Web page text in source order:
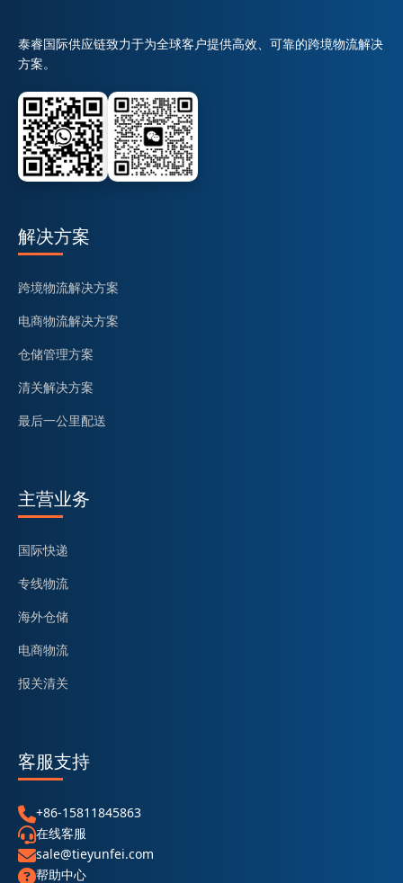
泰睿国际供应链致力于为全球客户提供高效、可靠的跨境物流解决
方案。
解决方案
跨境物流解决方案
电商物流解决方案
仓储管理方案
清关解决方案
最后一公里配送
主营业务
国际快递
专线物流
海外仓储
电商物流
报关清关
客服支持
+86-15811845863
在线客服
sale@tieyunfei.com
帮助中心